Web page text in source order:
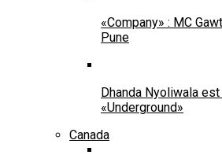
«Company» : MC
Pune
Dhanda Nyoliwala
«Underground»
Canada